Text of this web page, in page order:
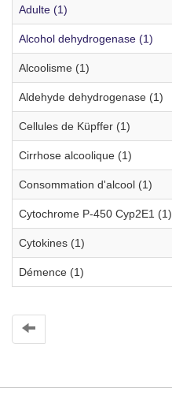
Adulte (1)
Alcohol dehydrogenase (1)
Alcoolisme (1)
Aldehyde dehydrogenase (1)
Cellules de Küpffer (1)
Cirrhose alcoolique (1)
Consommation d'alcool (1)
Cytochrome P-450 Cyp2E1 (1)
Cytokines (1)
Démence (1)